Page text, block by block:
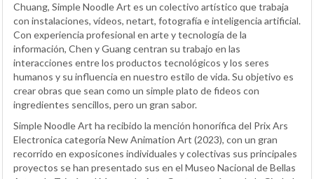
Chuang, Simple Noodle Art es un colectivo artístico que trabaja
con instalaciones, vídeos, netart, fotografía e inteligencia artificial.
Con experiencia profesional en arte y tecnología de la
información, Chen y Guang centran su trabajo en las
interacciones entre los productos tecnológicos y los seres
humanos y su influencia en nuestro estilo de vida. Su objetivo es
crear obras que sean como un simple plato de fideos con
ingredientes sencillos, pero un gran sabor.
Simple Noodle Art ha recibido la mención honorífica del Prix Ars
Electronica categoría New Animation Art (2023), con un gran
recorrido en exposicones individuales y colectivas sus principales
proyectos se han presentado sus en el Museo Nacional de Bellas